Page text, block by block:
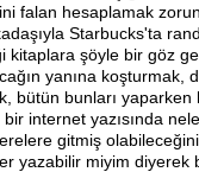
falan hesaplamak
Starbucks'ta
şöyle bir göz
yanına koşturmak,
bütün bunları yaparken
internet yazısında
gitmiş
yazabilir miyim diyerek